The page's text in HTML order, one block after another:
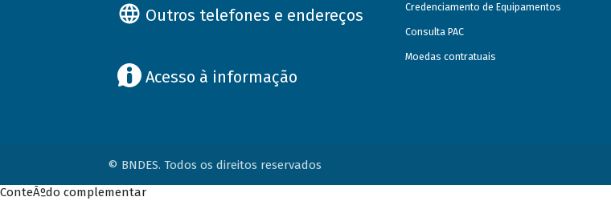
Outros telefones e endereços
Acesso à informação
Credenciamento de Equipamentos
Consulta PAC
Moedas contratuais
© BNDES. Todos os direitos reservados
ConteÃºdo complementar